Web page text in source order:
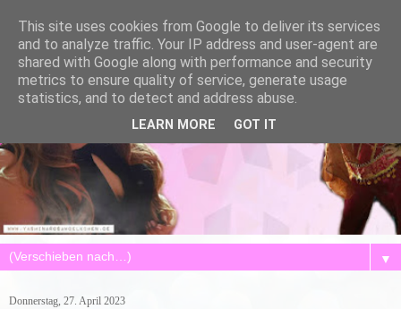
▼
Donnerstag, 27. April 2023
This site uses cookies from Google to deliver its services
and to analyze traffic. Your IP address and user-agent are
shared with Google along with performance and security
metrics to ensure quality of service, generate usage
statistics, and to detect and address abuse.
LEARN MORE GOT IT